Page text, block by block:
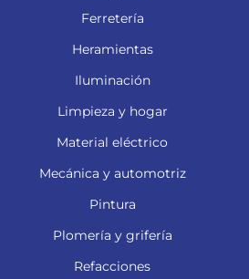
Ferretería
Heramientas
Iluminación
Limpieza y hogar
Material eléctrico
Mecánica y automotriz
Pintura
Plomería y grifería
Refacciones